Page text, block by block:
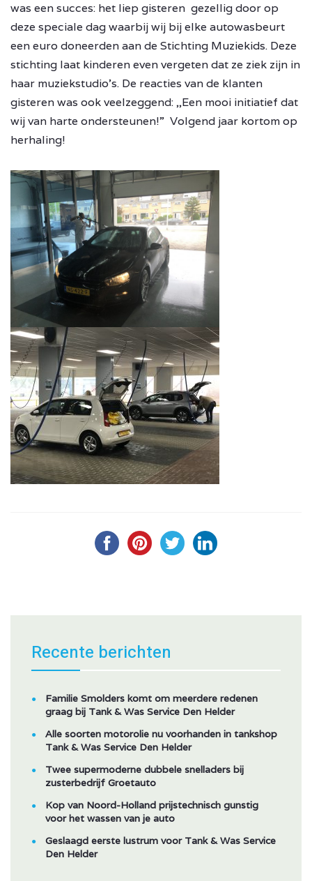
was een succes: het liep gisteren gezellig door op
deze speciale dag waarbij wij bij elke autowasbeurt
een euro doneerden aan de Stichting Muziekids. Deze
stichting laat kinderen even vergeten dat ze ziek zijn in
haar muziekstudio’s. De reacties van de klanten
gisteren was ook veelzeggend: ,,Een mooi initiatief dat
wij van harte ondersteunen!” Volgend jaar kortom op
herhaling!
Recente berichten
Familie Smolders komt om meerdere redenen
graag bij Tank & Was Service Den Helder
Alle soorten motorolie nu voorhanden in tankshop
Tank & Was Service Den Helder
Twee supermoderne dubbele snelladers bij
zusterbedrijf Groetauto
Kop van Noord-Holland prijstechnisch gunstig
voor het wassen van je auto
Geslaagd eerste lustrum voor Tank & Was Service
Den Helder